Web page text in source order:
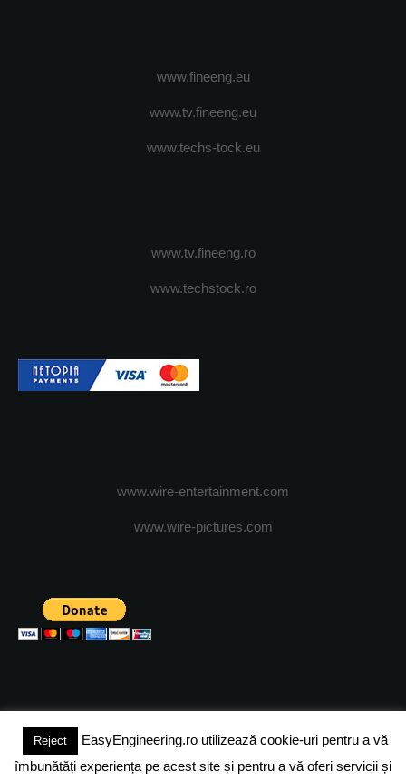
www.fineeng.eu
www.tv.fineeng.eu
www.techs-tock.eu
www.tv.fineeng.ro
www.techstock.ro
www.wire-entertainment.com
www.wire-pictures.com
(c) 2024 - FineEngineeringMagazine. All rights reserved.
Reject
EasyEngineering.ro utilizează cookie-uri pentru a vă
îmbunătăți experiența pe acest site și pentru a vă oferi servicii și